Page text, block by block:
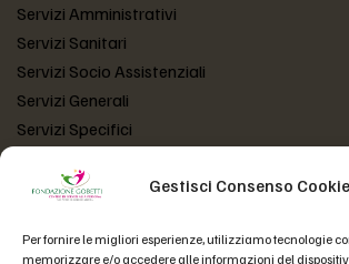
Gestisci Consenso Cookie
Per fornire le migliori esperienze, utilizziamo tecnologie
memorizzare e/o accedere alle informazioni del
Servizi Amministrativi
Servizi Sanitari
Servizi Socio Assistenziali
Servizi Generali
Servizi Specifici
LINK UTILI
Atto Costitutivo